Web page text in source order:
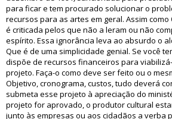
para ficar e tem procurado solucionar o
recursos para as artes em geral. Assim como
é criticada pelos que não a leram ou não
espírito. Essa ignorância leva ao absurdo o
Que é de uma simplicidade genial. Se você
dispõe de recursos financeiros para
projeto. Faça-o como deve ser feito ou o
Objetivo, cronograma, custos, tudo deverá
submeta esse projeto à apreciação do
projeto for aprovado, o produtor cultural
junto às empresas ou aos cidadãos a verba